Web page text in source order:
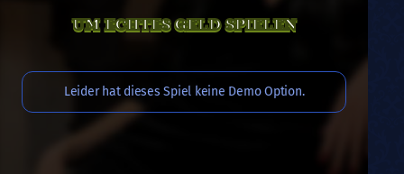
UM ECHTES GELD SPIELEN
Leider hat dieses Spiel keine Demo Option.